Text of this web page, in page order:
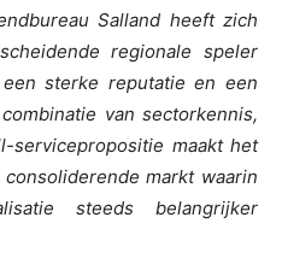
Salland heeft zich
regionale speler
sterke reputatie en een
van sectorkennis,
servicepropositie maakt het
markt waarin
steeds belangrijker